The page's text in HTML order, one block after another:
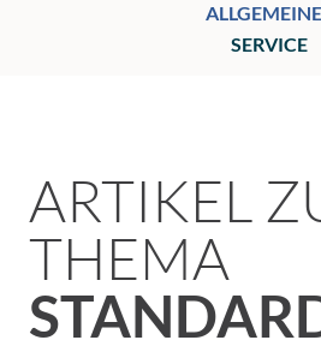
SERVICE
ARTIKEL
THEMA